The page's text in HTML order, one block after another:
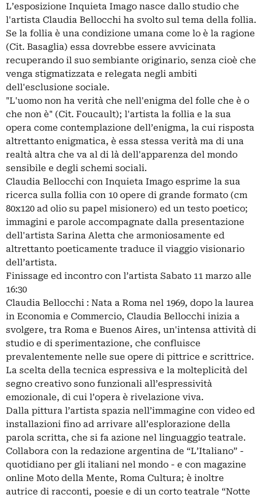
L’esposizione Inquieta Imago nasce dallo studio che
l'artista Claudia Bellocchi ha svolto sul tema della follia.
Se la follia è una condizione umana come lo è la ragione
(Cit. Basaglia) essa dovrebbe essere avvicinata
recuperando il suo sembiante originario, senza cioè che
venga stigmatizzata e relegata negli ambiti
dell'esclusione sociale.
"L'uomo non ha verità che nell'enigma del folle che è o
che non è" (Cit. Foucault); l'artista la follia e la sua
opera come contemplazione dell’enigma, la cui risposta
altrettanto enigmatica, è essa stessa verità ma di una
realtà altra che va al di là dell'apparenza del mondo
sensibile e degli schemi sociali.
Claudia Bellocchi con Inquieta Imago esprime la sua
ricerca sulla follia con 10 opere di grande formato (cm
80x120 ad olio su papel misionero) ed un testo poetico;
immagini e parole accompagnate dalla presentazione
dell'artista Sarina Aletta che armoniosamente ed
altrettanto poeticamente traduce il viaggio visionario
dell’artista.
Finissage ed incontro con l’artista Sabato 11 marzo alle
16:30
Claudia Bellocchi : Nata a Roma nel 1969, dopo la laurea
in Economia e Commercio, Claudia Bellocchi inizia a
svolgere, tra Roma e Buenos Aires, un'intensa attività di
studio e di sperimentazione, che confluisce
prevalentemente nelle sue opere di pittrice e scrittrice.
La scelta della tecnica espressiva e la molteplicità del
segno creativo sono funzionali all’espressività
emozionale, di cui l’opera è rivelazione viva.
Dalla pittura l’artista spazia nell’immagine con video ed
installazioni fino ad arrivare all’esplorazione della
parola scritta, che si fa azione nel linguaggio teatrale.
Collabora con la redazione argentina de “L’Italiano” -
quotidiano per gli italiani nel mondo - e con magazine
online Moto della Mente, Roma Cultura; è inoltre
autrice di racconti, poesie e di un corto teatrale “Notte